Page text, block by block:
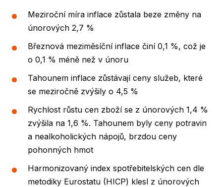
Meziroční míra inflace zůstala beze změny na
únorových 2,7 %
Březnová meziměsíční inflace činí 0,1 %, což je
o 0,1 % méně než v únoru
Tahounem inflace zůstávají ceny služeb, které
se meziročně zvýšily o 4,5 %
Rychlost růstu cen zboží se z únorových 1,4 %
zvýšila na 1,6 %. Tahounem byly ceny potravin
a nealkoholických nápojů, brzdou ceny
pohonných hmot
Harmonizovaný index spotřebitelských cen dle
metodiky Eurostatu (HICP) klesl z únorových